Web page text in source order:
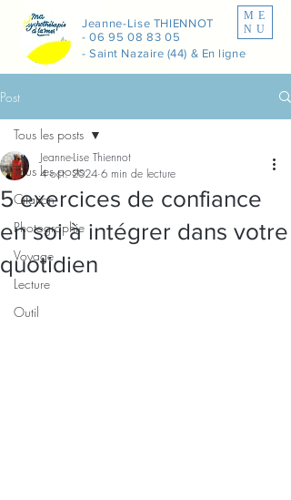
Jeanne-Lise THIENNOT
-06 95 08 83 05
- Saint Nazaire (44) & En ligne
ME
NU
Post
Tous les posts
Citation
Photographie
Voyage
Lecture
Outil
Tous les posts
5 exercices de confiance
en soi à intégrer dans votre
quotidien
Jeanne-Lise Thiennot
4 oct. 2024 6 min de lecture